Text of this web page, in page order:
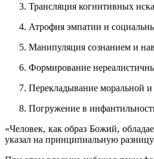
Трансляция когнитивных
Атрофия эмпатии и
Манипуляция сознанием и
Формирование
Перекладывание моральной и
Погружение в
«Человек, как образ Божий,
указал на принципиальную